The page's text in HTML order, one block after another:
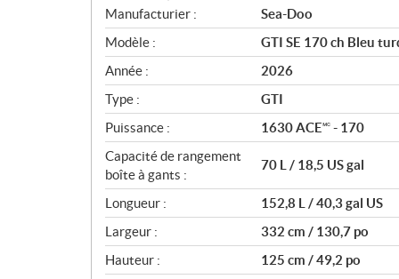
S
p
é
c
i
f
i
c
a
t
i
o
n
s
Manufacturier :
Sea-Doo
Modèle :
GTI SE 170 ch Bleu
Année :
2026
Type :
GTI
Puissance :
1630 ACE🅪 - 170
Capacité de rangement
boîte à gants :
70 L / 18,5 US gal
Longueur :
152,8 L / 40,3 gal US
Largeur :
332 cm / 130,7 po
Hauteur :
125 cm / 49,2 po